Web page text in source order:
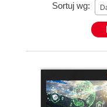
Sortuj wg: